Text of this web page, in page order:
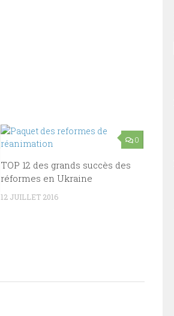
0
TOP 12 des grands succès des
réformes en Ukraine
12 JUILLET 2016